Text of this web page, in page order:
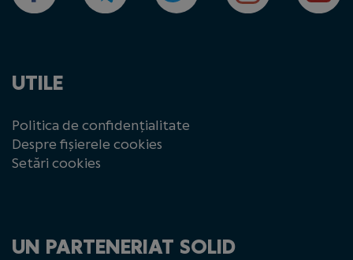
UTILE
Politica de confidențialitate
Despre fișierele cookies
Setări cookies
UN PARTENERIAT SOLID